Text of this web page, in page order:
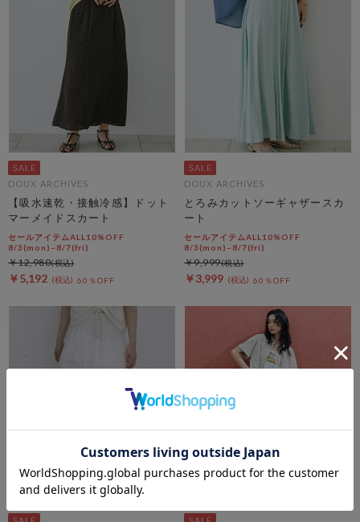
DOUX ARCHIVES
【吸水速乾・接触冷感】ドット
マーメイドスカート
セールアイテムALL10%OFF
8/3(mon)~8/7(fri)
￥5,192 60％OFF
￥12,980
DOUX ARCHIVES
とろみカットソーギャザースカ
ート
セールアイテムALL10%OFF
8/3(mon)~8/7(fri)
￥3,999 60％OFF
￥9,999